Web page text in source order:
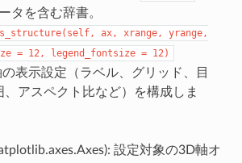
タを含む辞書。
ax, xrange,
yrange,
= 12, legend_fontsize = 12)
表示設定（ラベル、グリッド、目
、アスペクト比など）を構成しま
設定対象の3D軸オ